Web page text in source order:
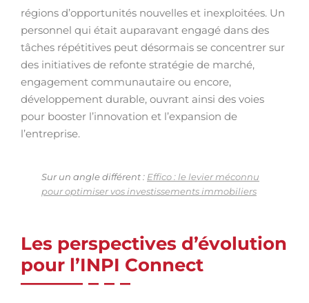
régions d’opportunités nouvelles et inexploitées. Un
personnel qui était auparavant engagé dans des
tâches répétitives peut désormais se concentrer sur
des initiatives de refonte stratégie de marché,
engagement communautaire ou encore,
développement durable, ouvrant ainsi des voies
pour booster l’innovation et l’expansion de
l’entreprise.
Sur un angle différent : Effico : le levier méconnu
pour optimiser vos investissements immobiliers
Les perspectives d’évolution
pour l’INPI Connect